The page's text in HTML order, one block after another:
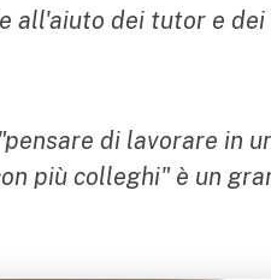
all'aiuto dei tutor e dei
di lavorare in
più colleghi" è un